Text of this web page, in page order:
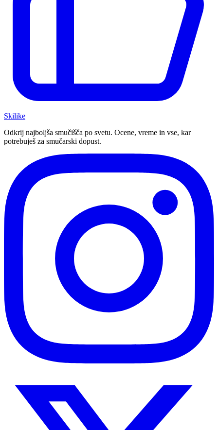
Skilike
Odkrij najboljša smučišča po svetu. Ocene, vreme in vse, kar
potrebuješ za smučarski dopust.